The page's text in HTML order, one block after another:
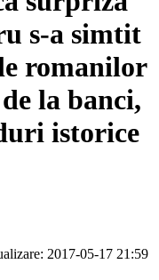
s-a simtit
romanilor
la banci,
istorice
2017-05-17 21:59